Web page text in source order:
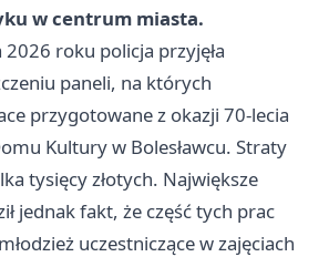
w centrum miasta.
roku policja przyjęła
paneli, na których
przygotowane z okazji 70-lecia
Kultury w Bolesławcu. Straty
tysięcy złotych. Największe
jednak fakt, że część tych prac
uczestniczące w zajęciach